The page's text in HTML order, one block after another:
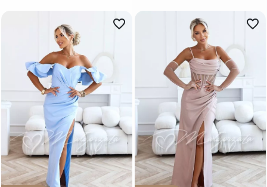
favorite_border favorite_border